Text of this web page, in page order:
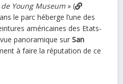
de Young Museum» (
le parc héberge l’une des
américaines des Etats-
panoramique surSan
à faire la réputation de ce